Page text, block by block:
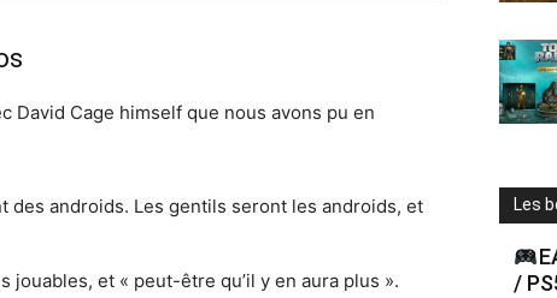
David Cage himself que nous avons pu en
des androids. Les gentils seront les androids, et
et « peut-être qu’il y en aura plus ».
Les
/